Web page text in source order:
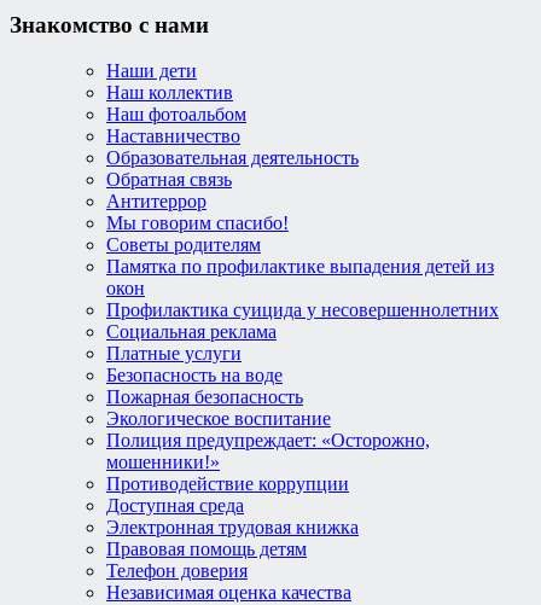
Знакомство с нами
Наши дети
Наш коллектив
Наш фотоальбом
Наставничество
Образовательная деятельность
Обратная связь
Антитеррор
Мы говорим спасибо!
Советы родителям
Памятка по профилактике выпадения детей из
окон
Профилактика суицида у несовершеннолетних
Социальная реклама
Платные услуги
Безопасность на воде
Пожарная безопасность
Экологическое воспитание
Полиция предупреждает: «Осторожно,
мошенники!»
Противодействие коррупции
Доступная среда
Электронная трудовая книжка
Правовая помощь детям
Телефон доверия
Независимая оценка качества